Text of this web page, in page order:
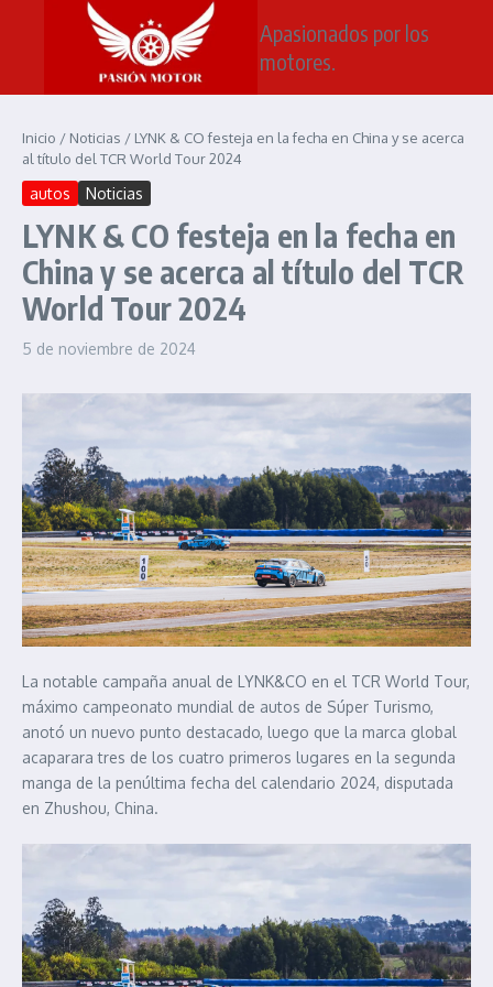
Saltar al contenido
Apasionados por los
motores.
Inicio / Noticias / LYNK & CO festeja en la fecha en China y se acerca
al título del TCR World Tour 2024
autos Noticias
LYNK & CO festeja en la fecha en
China y se acerca al título del TCR
World Tour 2024
5 de noviembre de 2024
La notable campaña anual de LYNK&CO en el TCR World Tour,
máximo campeonato mundial de autos de Súper Turismo,
anotó un nuevo punto destacado, luego que la marca global
acaparara tres de los cuatro primeros lugares en la segunda
manga de la penúltima fecha del calendario 2024, disputada
en Zhushou, China.